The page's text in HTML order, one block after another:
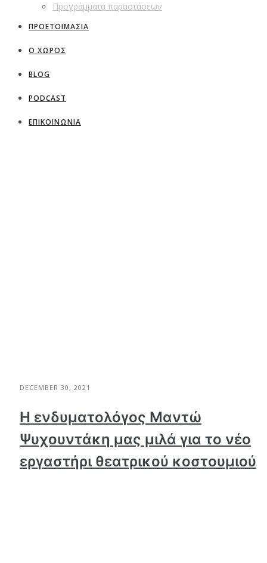
Προγράμματα παραστάσεων
ΠΡΟΕΤΟΙΜΑΣΙΑ
Ο ΧΩΡΟΣ
BLOG
PODCAST
ΕΠΙΚΟΙΝΩΝΙΑ
DECEMBER 30, 2021
Η ενδυματολόγος Μαντώ
Ψυχουντάκη μας μιλά για το νέο
εργαστήρι θεατρικού κοστουμιού